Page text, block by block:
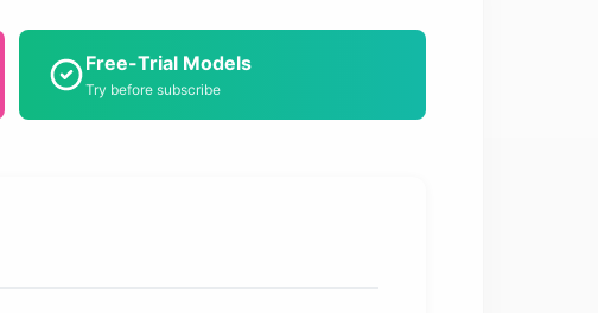
Free-Trial Models
Try before subscribe